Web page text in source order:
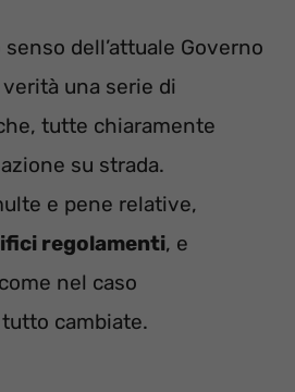
dell’attuale Governo
una serie di
tutte chiaramente
su strada.
e pene relative,
regolamenti, e
nel caso
cambiate.